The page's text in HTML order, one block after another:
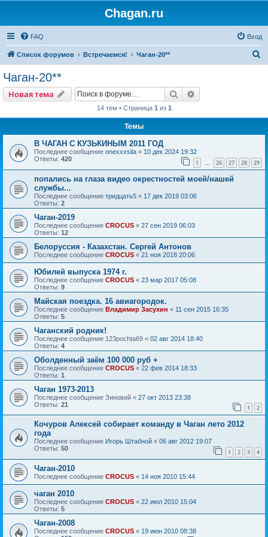
Chagan.ru
FAQ Вход
Список форумов Встречаемся! Чаган-20**
Чаган-20**
Новая тема Поиск
14 тем • Страница 1 из 1
Темы
В ЧАГАН С КУЗЬКИНЫМ 2011 ГОД
Последнее сообщение onexxxsila « 10 дек 2024 19:32
Ответы: 420 1 … 26 27 28 29
попались на глаза видео окрестностей моей/нашей
службы...
Последнее сообщение тридцать5 « 17 дек 2019 03:06
Ответы: 2
Чаган-2019
Последнее сообщение CROCUS « 27 сен 2019 06:03
Ответы: 12
Белоруссия - Казахстан. Сергей Антонов
Последнее сообщение CROCUS « 21 ноя 2018 20:06
Юбилей выпуска 1974 г.
Последнее сообщение CROCUS « 23 мар 2017 05:08
Ответы: 9
Майская поездка. 16 авиагородок.
Последнее сообщение Владимир Засухин « 11 сен 2015 16:35
Ответы: 5
Чаганский родник!
Последнее сообщение 123pochta69 « 02 авг 2014 18:40
Ответы: 4
Оболденный заём 100 000 руб +
Последнее сообщение CROCUS « 22 фев 2014 18:33
Ответы: 1
Чаган 1973-2013
Последнее сообщение Зиновий « 27 окт 2013 23:38
Ответы: 21 1 2
Кочуров Алексей собирает команду в Чаган лето 2012
года
Последнее сообщение Игорь Штабной « 06 авг 2012 19:07
Ответы: 50 1 2 3 4
Чаган-2010
Последнее сообщение CROCUS « 14 ноя 2010 15:44
чаган 2010
Последнее сообщение CROCUS « 22 июл 2010 15:04
Ответы: 5
Чаган-2008
Последнее сообщение CROCUS « 19 июн 2010 08:38